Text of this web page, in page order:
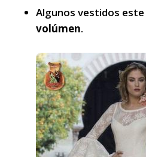
Algunos vestidos
volúmen.